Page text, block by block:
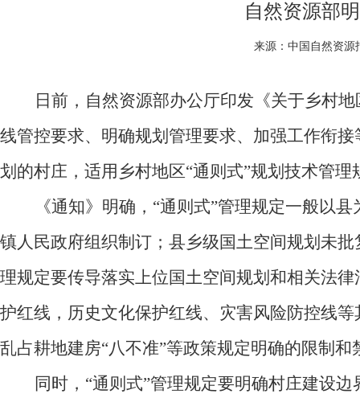
自然资源部
来源：中国自然资源
日前，自然资源部办公厅印发《关于乡村地
线管控要求、明确规划管理要求、加强工作衔
划的村庄，适用乡村地区“通则式”规划技术管
《通知》明确， “通则式”管理规定一般以
镇人民政府组织制订；县乡级国土空间规划未
理规定要传导落实上位国土空间规划和相关法
护红线，历史文化保护红线、灾害风险防控线
乱占耕地建房“八不准”等政策规定明确的限制
同时， “通则式”管理规定要明确村庄建设